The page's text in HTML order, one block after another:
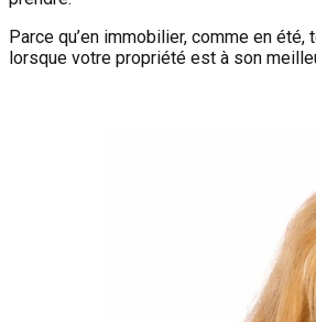
Parce qu’en immobilier, comme en
lorsque votre propriété est à son